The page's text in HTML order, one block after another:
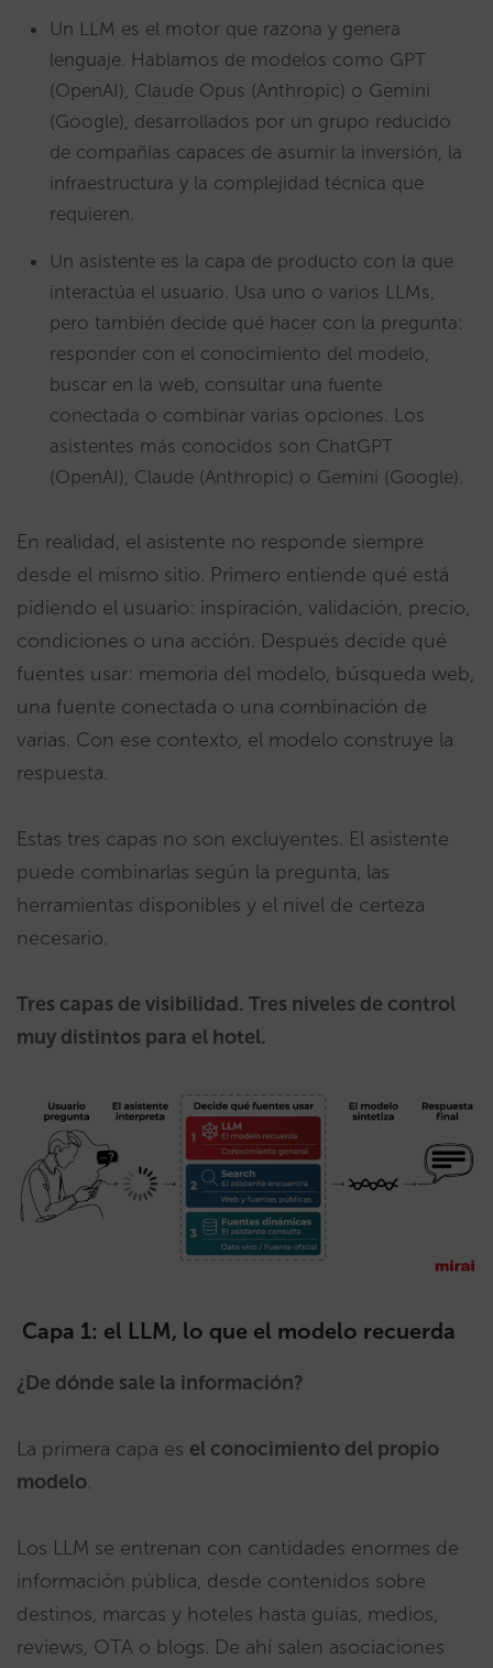
Un LLM es el motor que razona y genera
lenguaje. Hablamos de modelos como GPT
(OpenAI), Claude Opus (Anthropic) o Gemini
(Google), desarrollados por un grupo reducido
de compañías capaces de asumir la inversión, la
infraestructura y la complejidad técnica que
requieren.
Un asistente es la capa de producto con la que
interactúa el usuario. Usa uno o varios LLMs,
pero también decide qué hacer con la pregunta:
responder con el conocimiento del modelo,
buscar en la web, consultar una fuente
conectada o combinar varias opciones. Los
asistentes más conocidos son ChatGPT
(OpenAI), Claude (Anthropic) o Gemini (Google).
En realidad, el asistente no responde siempre
desde el mismo sitio. Primero entiende qué está
pidiendo el usuario: inspiración, validación, precio,
condiciones o una acción. Después decide qué
fuentes usar: memoria del modelo, búsqueda web,
una fuente conectada o una combinación de
varias. Con ese contexto, el modelo construye la
respuesta.
Estas tres capas no son excluyentes. El asistente
puede combinarlas según la pregunta, las
herramientas disponibles y el nivel de certeza
necesario.
Tres capas de visibilidad. Tres niveles de control
muy distintos para el hotel.
Capa 1: el LLM, lo que el modelo recuerda
¿De dónde sale la información?
La primera capa es el conocimiento del propio
modelo.
Los LLM se entrenan con cantidades enormes de
información pública, desde contenidos sobre
destinos, marcas y hoteles hasta guías, medios,
reviews, OTA o blogs. De ahí salen asociaciones